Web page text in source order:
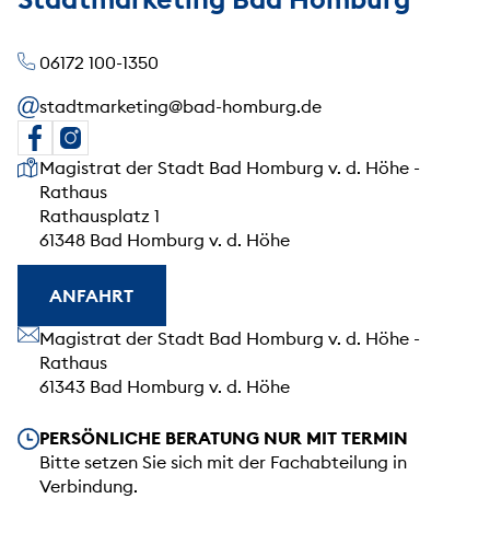
06172 100-1350
stadtmarketing@bad-homburg.de
Unsere Anschrift
Magistrat der Stadt Bad Homburg v. d. Höhe -
Rathaus
Rathausplatz 1
61348 Bad Homburg v. d. Höhe
ANFAHRT
Unsere Anschrift
Magistrat der Stadt Bad Homburg v. d. Höhe -
Rathaus
61343 Bad Homburg v. d. Höhe
Unsere Öffnungszeiten
PERSÖNLICHE BERATUNG NUR MIT TERMIN
Bitte setzen Sie sich mit der Fachabteilung in
Verbindung.